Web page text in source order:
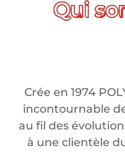
Crée en 1974
incontournable
au fil des
à une clientèle